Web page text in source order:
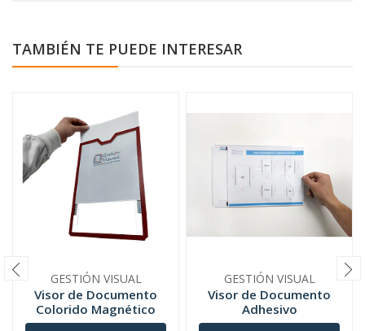
TAMBIÉN TE PUEDE INTERESAR
GESTIÓN VISUAL
Visor de Documento
Colorido Magnético
GESTIÓN VISUAL
Visor de Documento
Adhesivo